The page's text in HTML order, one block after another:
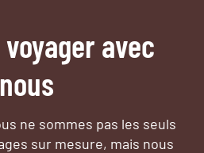
avec
nous
ne sommes pas les seuls
sur mesure, mais nous